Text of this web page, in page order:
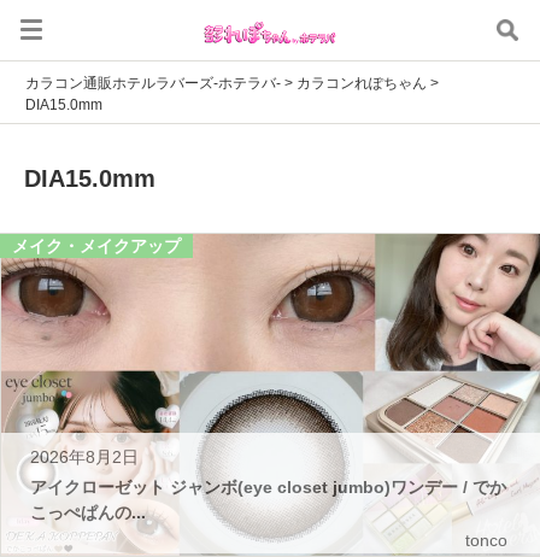
カラコン通販ホテルラバーズ-ホテラバ- > カラコンれぽちゃん >
DIA15.0mm
DIA15.0mm
メイク・メイクアップ
2026年8月2日
アイクローゼット ジャンボ(eye closet jumbo)ワンデー / でか
こっぺぱんの...
tonco